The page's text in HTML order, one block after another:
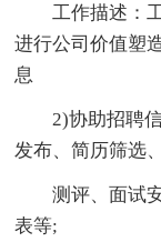
工作描述：工
进行公司价值塑
息
2)协助招聘信
发布、简历筛选
测评、面试安
表等;